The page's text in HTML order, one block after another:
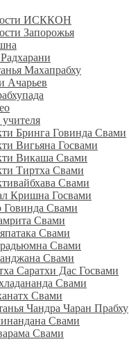
ИСККОН
Запорожья
Махапрабху
Ачарьев
Бринга Говинда Свами
Вигьяна Госвами
Викаша Свами
Тиртха Свами
Свами
Кришна Госвами
Говинда Свами
Свами
Свами
Свами
Свами
Саратхи Дас Госвами
Свами
Свами
Чандра Чаран Прабху
Свами
Свами